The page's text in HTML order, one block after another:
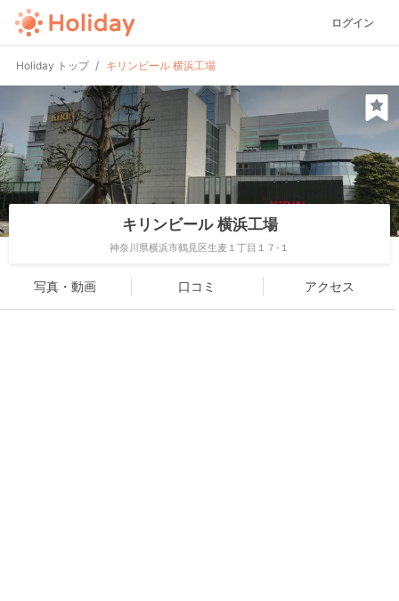
ログイン
Holiday トップ キリンビール 横浜工場
キリンビール 横浜工場
神奈川県横浜市鶴見区生麦１丁目１７-１
写真・動画 口コミ アクセス